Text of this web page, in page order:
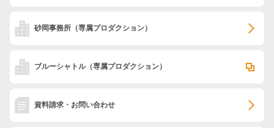
砂岡事務所 （専属プロダクション）
ブルーシャトル（専属プロダクション）
資料請求・お問い合わせ